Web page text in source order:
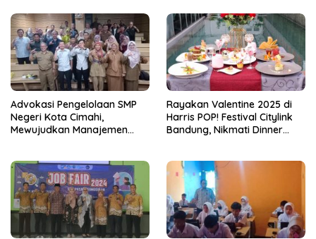
Advokasi Pengelolaan SMP
Negeri Kota Cimahi,
Mewujudkan Manajemen
Rayakan Valentine 2025 di
Harris POP! Festival Citylink
Bandung, Nikmati Dinner